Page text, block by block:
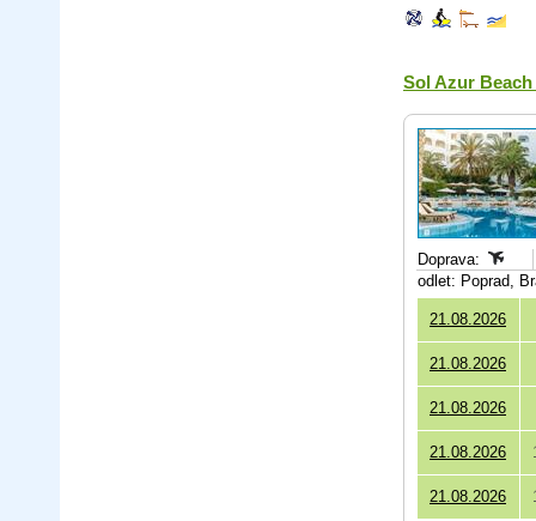
Sol Azur
Doprava:
odlet: Poprad,
21.08.2026
21.08.2026
21.08.2026
21.08.2026
21.08.2026